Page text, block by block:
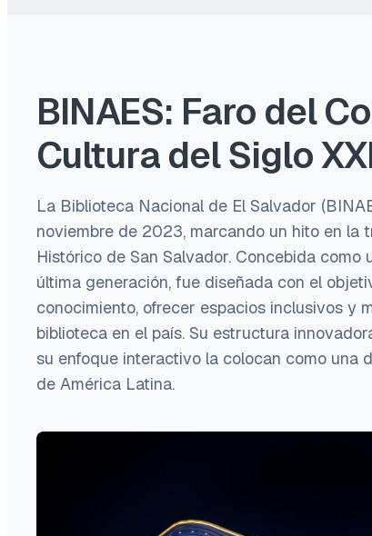
BINAES: Faro del
Cultura del Siglo
La Biblioteca Nacional de El Salvador
noviembre de 2023, marcando un hito en la
Histórico de San Salvador. Concebida
última generación, fue diseñada con el
conocimiento, ofrecer espacios inclusivos y
biblioteca en el país. Su estructura
su enfoque interactivo la colocan como una
de América Latina.